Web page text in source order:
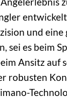
und eine
sei es beim
Ansitz auf
robusten